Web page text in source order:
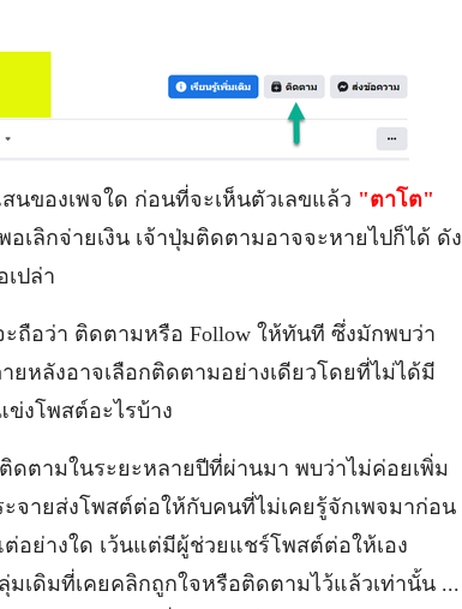
ของเพจใด ก่อนที่จะเห็นตัวเลขแล้ว "ตาโต"
เลิกจ่ายเงิน เจ้าปุ่มติดตามอาจจะหายไปก็ได้ ดัง
เปล่า
ถือว่า ติดตามหรือ Follow ให้ทันที ซึ่งมักพบว่า
ยหลังอาจเลือกติดตามอย่างเดียวโดยที่ไม่ได้มี
งโพสต์อะไรบ้าง
ดตามในระยะหลายปีที่ผ่านมา พบว่าไม่ค่อยเพิ่ม
จายส่งโพสต์ต่อให้กับคนที่ไม่เคยรู้จักเพจมาก่อน
อย่างใด เว้นแต่มีผู้ช่วยแชร์โพสต์ต่อให้เอง
เดิมที่เคยคลิกถูกใจหรือติดตามไว้แล้วเท่านั้น ...